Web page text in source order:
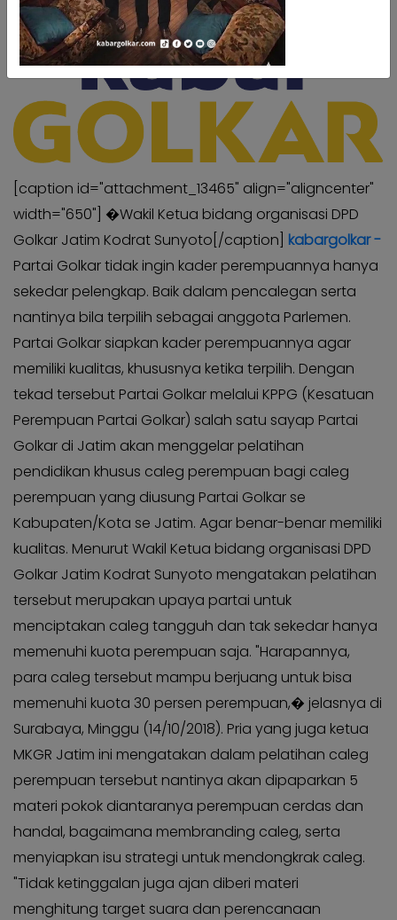
Kabar
Pilkada
Opini
Kabar
Kader
Kabar
Kabinet
UKM
DPP
Kagol
Photo
Kabar
Pilkada
Opini
Kader
Kabar
Kabar
Kabar
Kabinet
Kabar
UKM
Kabar
DPP
Pojok
Kagol
KABAR
KADER
[caption id="attachment_13465" align="aligncenter"
width="650"] �Wakil Ketua bidang organisasi DPD
Golkar Jatim Kodrat Sunyoto[/caption] kabargolkar -
Partai Golkar tidak ingin kader perempuannya hanya
sekedar pelengkap. Baik dalam pencalegan serta
nantinya bila terpilih sebagai anggota Parlemen.
Partai Golkar siapkan kader perempuannya agar
memiliki kualitas, khususnya ketika terpilih. Dengan
tekad tersebut Partai Golkar melalui KPPG (Kesatuan
Perempuan Partai Golkar) salah satu sayap Partai
Golkar di Jatim akan menggelar pelatihan
pendidikan khusus caleg perempuan bagi caleg
perempuan yang diusung Partai Golkar se
Kabupaten/Kota se Jatim. Agar benar-benar memiliki
kualitas. Menurut Wakil Ketua bidang organisasi DPD
Golkar Jatim Kodrat Sunyoto mengatakan pelatihan
tersebut merupakan upaya partai untuk
menciptakan caleg tangguh dan tak sekedar hanya
memenuhi kuota perempuan saja. "Harapannya,
para caleg tersebut mampu berjuang untuk bisa
memenuhi kuota 30 persen perempuan,� jelasnya di
Surabaya, Minggu (14/10/2018). Pria yang juga ketua
MKGR Jatim ini mengatakan dalam pelatihan caleg
perempuan tersebut nantinya akan dipaparkan 5
materi pokok diantaranya perempuan cerdas dan
handal, bagaimana membranding caleg, serta
menyiapkan isu strategi untuk mendongkrak caleg.
"Tidak ketinggalan juga ajan diberi materi
menghitung target suara dan perencanaan